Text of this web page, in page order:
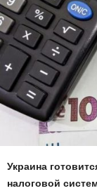
Украина
налоговой